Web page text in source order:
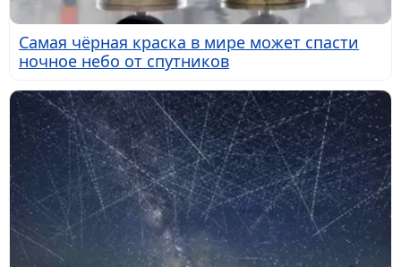
Самая чёрная краска в мире может спасти
ночное небо от спутников